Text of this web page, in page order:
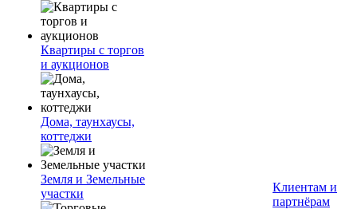
Квартиры с торгов
и аукционов
Дома, таунхаусы,
коттеджи
Земля и Земельные
участки
Клиентам и
партнёрам